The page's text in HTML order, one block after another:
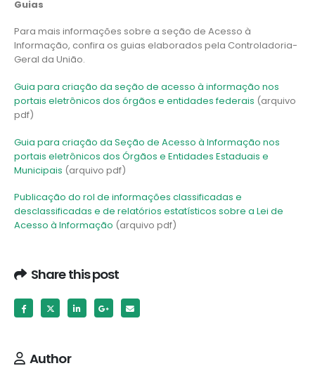
Guias
Para mais informações sobre a seção de Acesso à
Informação, confira os guias elaborados pela Controladoria-
Geral da União.
Guia para criação da seção de acesso à informação nos
portais eletrônicos dos órgãos e entidades federais (arquivo
pdf)
Guia para criação da Seção de Acesso à Informação nos
portais eletrônicos dos Órgãos e Entidades Estaduais e
Municipais (arquivo pdf)
Publicação do rol de informações classificadas e
desclassificadas e de relatórios estatísticos sobre a Lei de
Acesso à Informação (arquivo pdf)
Share this post
Author